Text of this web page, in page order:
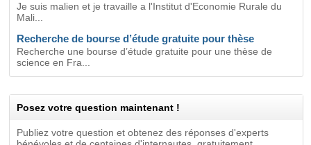
Je suis malien et je travaille a l'Institut d'Economie Rurale du
Mali...
Recherche de bourse d’étude gratuite pour thèse
Recherche une bourse d’étude gratuite pour une thèse de
science en Fra...
Posez votre question maintenant !
Publiez votre question et obtenez des réponses d'experts